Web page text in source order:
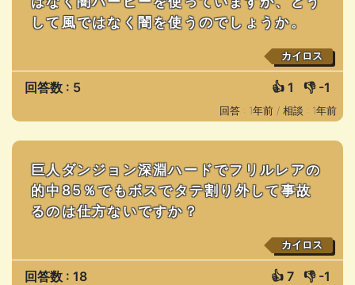
して風ではなく闇を使うのでしょうか。
カイロス
回答数 : 5 👍 1 👎 -1
回答 : 1年前 / 相談 : 1年前
巨人ダンジョン深淵ハードでフリルレアの
的中85％でもボスでタテ割り外して事故
るのは仕方ないですか？
カイロス
回答数 : 18 👍 7 👎 -1